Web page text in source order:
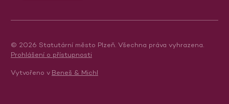
© 2026 Statutární město Plzeň. Všechna práva vyhrazena.
Prohlášení o přístupnosti
Vytvořeno v Beneš & Michl